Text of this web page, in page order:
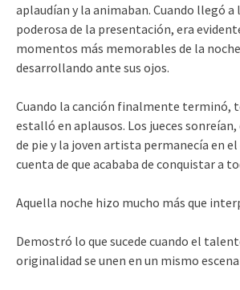
aplaudían y la animaban. Cuando llegó a
poderosa de la presentación, era
momentos más memorables de la
desarrollando ante sus ojos.
Cuando la canción finalmente terminó,
estalló en aplausos. Los jueces
de pie y la joven artista permanecía en
cuenta de que acababa de conquistar a
Aquella noche hizo mucho más que
Demostró lo que sucede cuando el
originalidad se unen en un mismo